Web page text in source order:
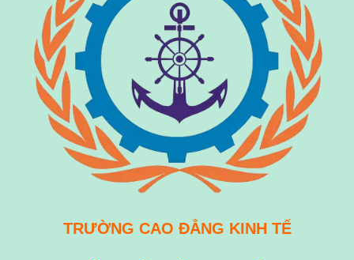
TRƯỜNG CAO ĐẲNG KINH TẾ